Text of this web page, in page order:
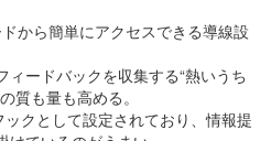
から簡単にアクセスできる導線設
ードバックを収集する“熱いうち
質も量も高める。
クとして設定されており、情報提